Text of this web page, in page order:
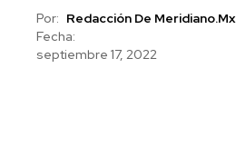
Por: Redacción De Meridiano.mx
Fecha:
septiembre 17, 2022